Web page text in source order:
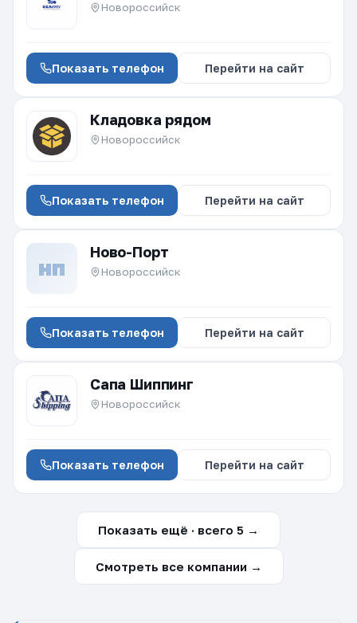
Новороссийск
Показать телефон Перейти на сайт
Кладовка рядом
Новороссийск
Показать телефон Перейти на сайт
НП
Ново-Порт
Новороссийск
Показать телефон Перейти на сайт
Сапа Шиппинг
Новороссийск
Показать телефон Перейти на сайт
Показать ещё · всего 5 →
Смотреть все компании →